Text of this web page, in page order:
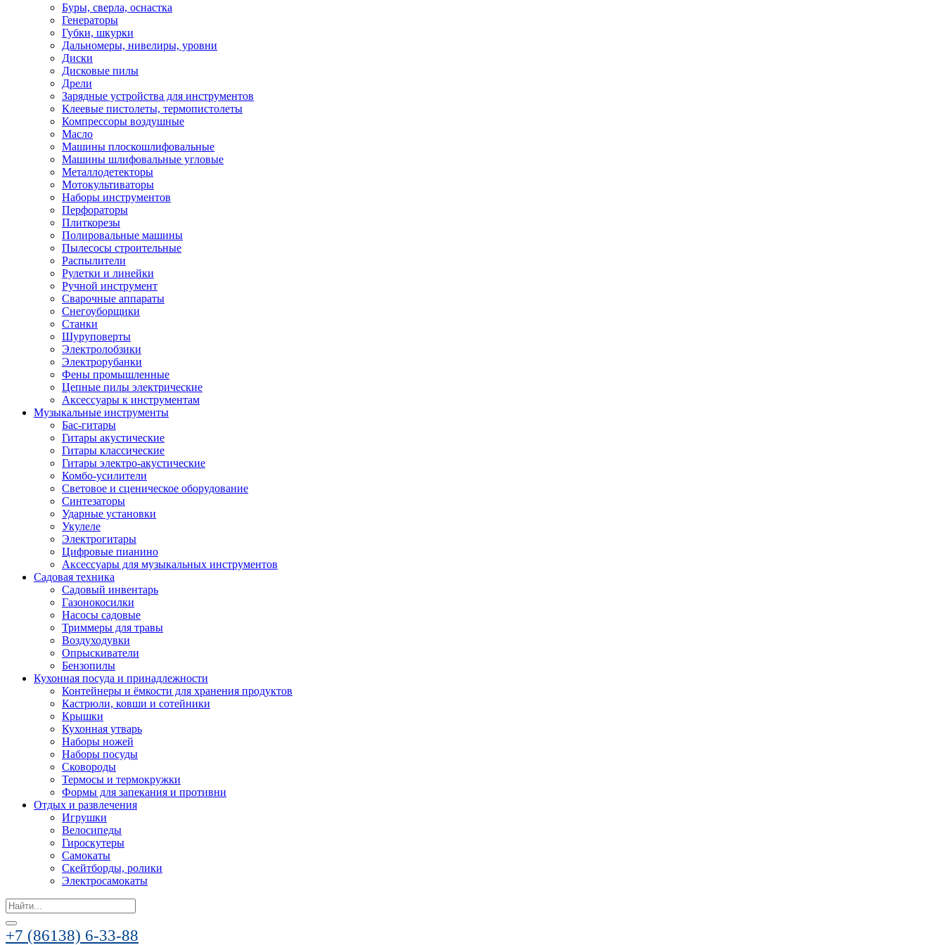
Буры, сверла, оснастка
Генераторы
Губки, шкурки
Дальномеры, нивелиры, уровни
Диски
Дисковые пилы
Дрели
Зарядные устройства для инструментов
Клеевые пистолеты, термопистолеты
Компрессоры воздушные
Масло
Машины плоскошлифовальные
Машины шлифовальные угловые
Металлодетекторы
Мотокультиваторы
Наборы инструментов
Перфораторы
Плиткорезы
Полировальные машины
Пылесосы строительные
Распылители
Рулетки и линейки
Ручной инструмент
Сварочные аппараты
Снегоуборщики
Станки
Шуруповерты
Электролобзики
Электрорубанки
Фены промышленные
Цепные пилы электрические
Аксессуары к инструментам
Музыкальные инструменты
Бас-гитары
Гитары акустические
Гитары классические
Гитары электро-акустические
Комбо-усилители
Световое и сценическое оборудование
Синтезаторы
Ударные установки
Укулеле
Электрогитары
Цифровые пианино
Аксессуары для музыкальных инструментов
Садовая техника
Садовый инвентарь
Газонокосилки
Насосы садовые
Триммеры для травы
Воздуходувки
Опрыскиватели
Бензопилы
Кухонная посуда и принадлежности
Контейнеры и ёмкости для хранения продуктов
Кастрюли, ковши и сотейники
Крышки
Кухонная утварь
Наборы ножей
Наборы посуды
Сковороды
Термосы и термокружки
Формы для запекания и противни
Отдых и развлечения
Игрушки
Велосипеды
Гироскутеры
Самокаты
Скейтборды, ролики
Электросамокаты
Search
for:
+7 (86138) 6-33-88